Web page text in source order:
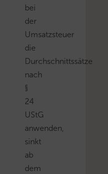
bei
der
Umsatzsteuer
die
Durchschnittssätze
nach
§
24
UStG
anwenden,
sinkt
ab
dem